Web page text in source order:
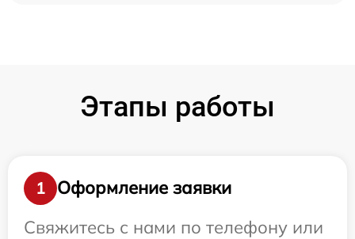
Этапы работы
1
Оформление заявки
Свяжитесь с нами по телефону или